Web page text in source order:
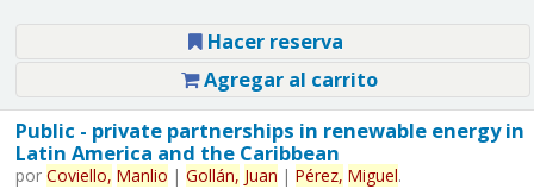
Hacer reserva
Agregar al carrito
Public - private partnerships in renewable energy in
Latin America and the Caribbean
por Coviello, Manlio | Gollán, Juan | Pérez, Miguel.